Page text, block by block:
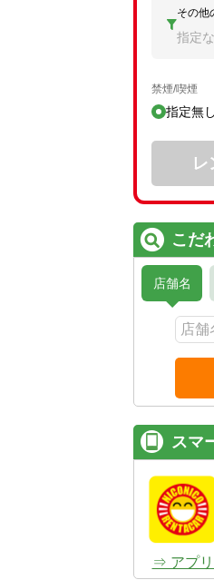
その他
指定
禁煙/喫煙
指定無し
レ
こだ
店舗名
スマ
⇒ アプリ